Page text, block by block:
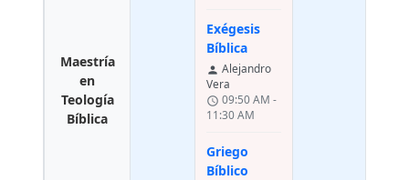
Maestría
en
Teología
Bíblica
Exégesis
Bíblica
person Alejandro
Vera
schedule 09:50 AM -
11:30 AM
Griego
Bíblico